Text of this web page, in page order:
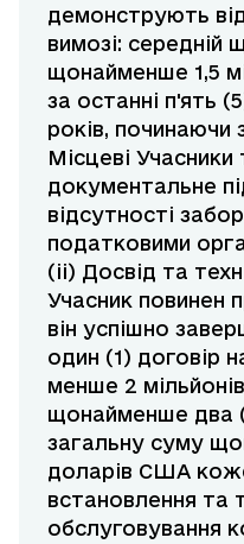
демонструють
вимозі: середній
щонайменше 1,5
за останні п'ять
років, починаючи
Місцеві Учасники
документальне
відсутності
податковими
(ii) Досвід та
Учасник повинен
він успішно
один (1) договір
менше 2
щонайменше два
загальну суму
доларів США
встановлення та
обслуговування